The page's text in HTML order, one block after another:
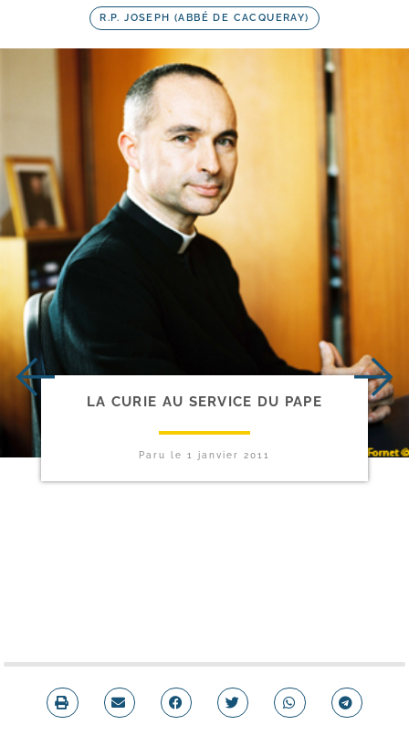
R.P. JOSEPH (ABBÉ DE CACQUERAY)
LA CURIE AU SERVICE DU PAPE
Paru le 1 janvier 2011